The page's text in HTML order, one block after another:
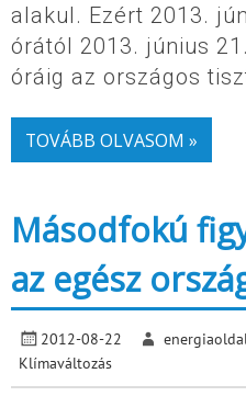
alakul. Ezért 2013.
órától 2013. június
óráig az országos
TOVÁBB OLVASOM »
Másodfokú
az egész
2012-08-22 energiaoldal
Klímaváltozás